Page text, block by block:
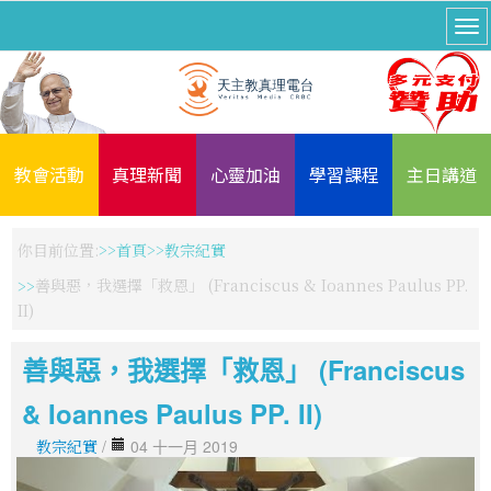
教會活動 真理新聞 心靈加油 學習課程 主日講道
你目前位置: 首頁
教宗紀實
善與惡，我選擇「救恩」 (Franciscus & Ioannes Paulus PP.
II)
善與惡，我選擇「救恩」 (Franciscus
& Ioannes Paulus PP. II)
教宗紀實 / 04 十一月 2019